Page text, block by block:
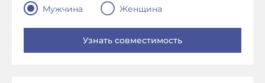
Мужчина
Женщина